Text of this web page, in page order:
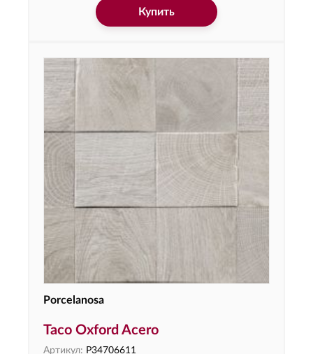
Купить
Porcelanosa
Taco Oxford Acero
Артикул: P34706611